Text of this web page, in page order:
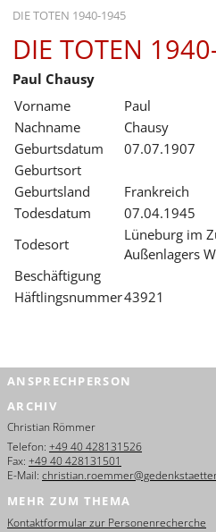
DIE TOTEN 1940-1945
STARTSEITE
AKTUELLES
AUSSTELLUNGEN
GESCHICHTE
BILDUNG
SERVICE
Deutsch Zurück
Deutsch
Français
Dansk
Español
DIE TOTEN
Paul Chausy
Vorname
Paul
Nachname
Chausy
Geburtsdatum
07.07.1907
Geburtsort
Geburtsland
Frankreich
Todesdatum
07.04.1945
Todesort
Lüneburg im
Außenlagers
Beschäftigung
Häftlingsnummer43921
ANSPRECHPERSON
ARCHIV
Christian Römmer
Telefon: +49 40 428131526
Fax: +49 40 428131501
E-Mail:
MEHR ZUM THEMA
Kontaktformular zur Personenrecherche